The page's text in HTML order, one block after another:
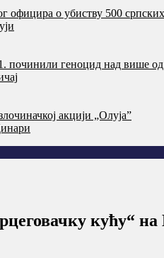
официра о убиству 500
починили геноцид над више
акцији „Олуја”
кућу“ на